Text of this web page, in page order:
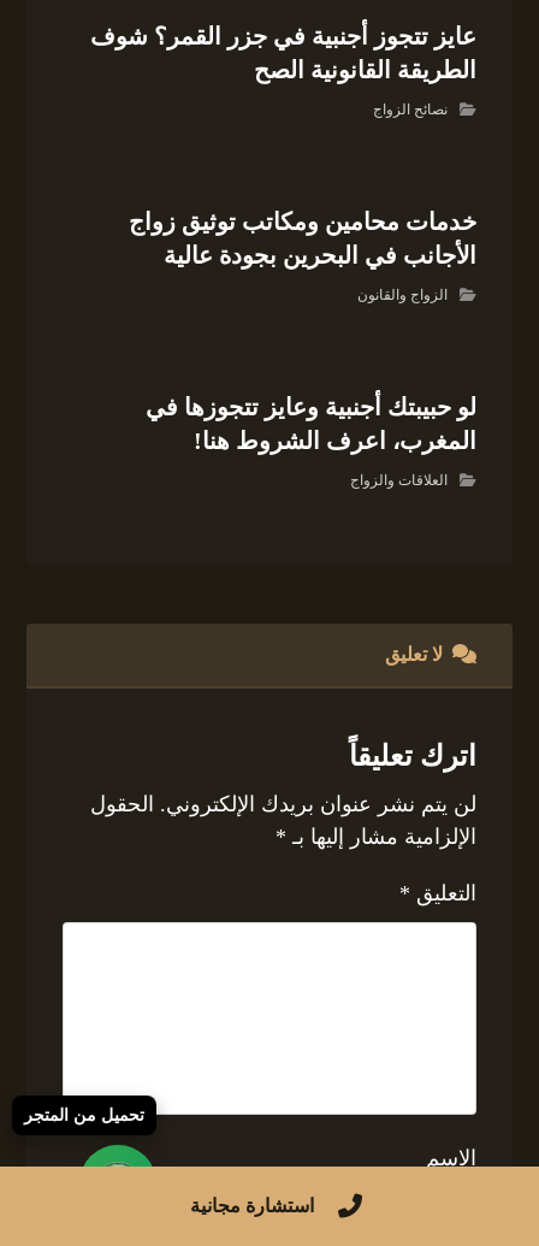
عايز تتجوز أجنبية في جزر القمر؟ شوف
الطريقة القانونية الصح
نصائح الزواج
خدمات محامين ومكاتب توثيق زواج
الأجانب في البحرين بجودة عالية
الزواج والقانون
لو حبيبتك أجنبية وعايز تتجوزها في
المغرب، اعرف الشروط هنا!
العلاقات والزواج
لا تعليق
اترك تعليقاً
لن يتم نشر عنوان بريدك الإلكتروني. الحقول
الإلزامية مشار إليها بـ *
التعليق *
الاسم
استشارة مجانية
تحميل من المتجر